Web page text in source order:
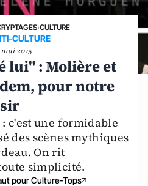
›CULTURE
CULTURE
mai 2015
lui" : Molière et
pour notre
c'est une formidable
des scènes mythiques
On rit
simplicité.
pour Culture-Tops